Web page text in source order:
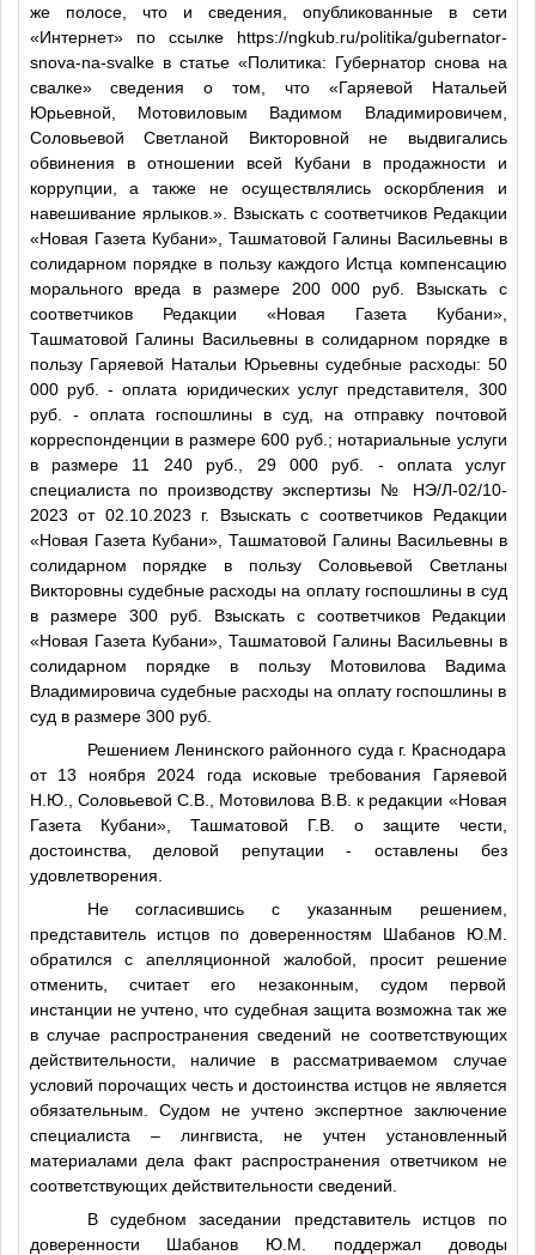
же полосе, что и сведения, опубликованные в сети
«Интернет» по ссылке https://ngkub.ru/politika/gubernator-
snova-na-svalke в статье «Политика: Губернатор снова на
свалке» сведения о том, что «Гаряевой Натальей
Юрьевной, Мотовиловым Вадимом Владимировичем,
Соловьевой Светланой Викторовной не выдвигались
обвинения в отношении всей Кубани в продажности и
коррупции, а также не осуществлялись оскорбления и
навешивание ярлыков.». Взыскать с соответчиков Редакции
«Новая Газета Кубани», Ташматовой Галины Васильевны в
солидарном порядке в пользу каждого Истца компенсацию
морального вреда в размере 200 000 руб. Взыскать с
соответчиков Редакции «Новая Газета Кубани»,
Ташматовой Галины Васильевны в солидарном порядке в
пользу Гаряевой Натальи Юрьевны судебные расходы: 50
000 руб. - оплата юридических услуг представителя, 300
руб. - оплата госпошлины в суд, на отправку почтовой
корреспонденции в размере 600 руб.; нотариальные услуги
в размере 11 240 руб., 29 000 руб. - оплата услуг
специалиста по производству экспертизы № НЭ/Л-02/10-
2023 от 02.10.2023 г. Взыскать с соответчиков Редакции
«Новая Газета Кубани», Ташматовой Галины Васильевны в
солидарном порядке в пользу Соловьевой Светланы
Викторовны судебные расходы на оплату госпошлины в суд
в размере 300 руб. Взыскать с соответчиков Редакции
«Новая Газета Кубани», Ташматовой Галины Васильевны в
солидарном порядке в пользу Мотовилова Вадима
Владимировича судебные расходы на оплату госпошлины в
суд в размере 300 руб.
Решением Ленинского районного суда г. Краснодара
от 13 ноября 2024 года исковые требования Гаряевой
Н.Ю., Соловьевой С.В., Мотовилова В.В. к редакции «Новая
Газета Кубани», Ташматовой Г.В. о защите чести,
достоинства, деловой репутации - оставлены без
удовлетворения.
Не согласившись с указанным решением,
представитель истцов по доверенностям Шабанов Ю.М.
обратился с апелляционной жалобой, просит решение
отменить, считает его незаконным, судом первой
инстанции не учтено, что судебная защита возможна так же
в случае распространения сведений не соответствующих
действительности, наличие в рассматриваемом случае
условий порочащих честь и достоинства истцов не является
обязательным. Судом не учтено экспертное заключение
специалиста – лингвиста, не учтен установленный
материалами дела факт распространения ответчиком не
соответствующих действительности сведений.
В судебном заседании представитель истцов по
доверенности Шабанов Ю.М. поддержал доводы